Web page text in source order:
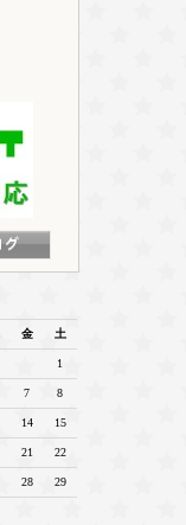
金 土
1
7 8
14 15
21 22
28 29